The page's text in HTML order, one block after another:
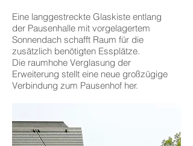
Eine langgestreckte Glaskiste entlang
der Pausenhalle mit vorgelagertem
Sonnendach schafft Raum für die
zusätzlich benötigten Essplätze.
Die raumhohe Verglasung der
Erweiterung stellt eine neue großzügige
Verbindung zum Pausenhof her.